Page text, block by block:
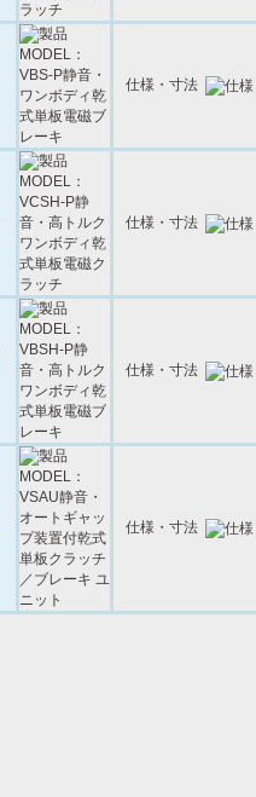
仕様・寸法
仕様・寸法
仕様・寸法
仕様・寸法